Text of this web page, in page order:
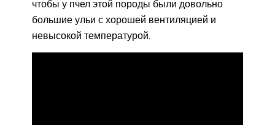
чтобы у пчел этой породы были довольно
большие ульи с хорошей вентиляцией и
невысокой температурой.